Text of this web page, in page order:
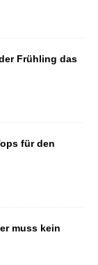
Frühling das
für den
muss kein